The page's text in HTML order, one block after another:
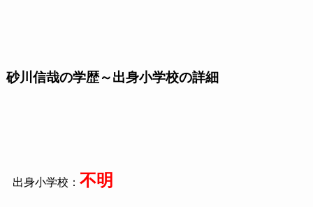
砂川信哉の学歴～出身小学校の詳細
出身小学校： 不明